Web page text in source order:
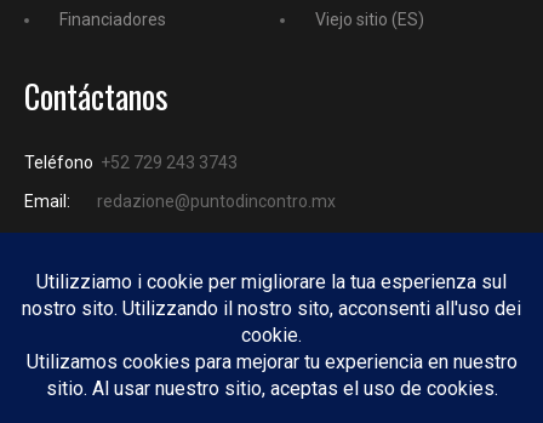
Financiadores Viejo sitio (ES)
Contáctanos
Teléfono +52 729 243 3743
Email:
redazione@puntodincontro.mx
PUNTODINCONTRO